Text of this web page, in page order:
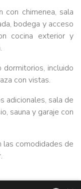
con chimenea, sala
bodega y acceso
cocina exterior y
incluido
con vistas.
adicionales, sala de
sauna y garaje con
las comodidades de